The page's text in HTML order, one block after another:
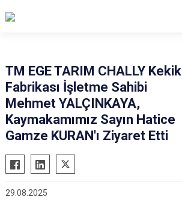
Acıpayam
Pamukkale
Babadağ
Bekilli
Beyağaç
Çardak
Çivril
Güney
TM EGE TARIM CHALLY Kekik
Fabrikası İşletme Sahibi
Mehmet YALÇINKAYA,
Kaymakamımız Sayın Hatice
Gamze KURAN'ı Ziyaret Etti
29.08.2025